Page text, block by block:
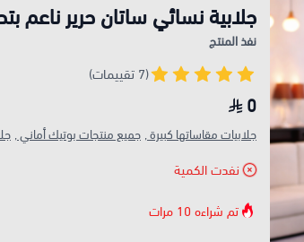
جلابية نسائي ساتان حرير ناعم
نفذ المنتج
(7 تقييمات)
0
جلابيات مقاساتها كبيرة , جميع منتجات بوتيك أماني ,
نفدت الكمية
تم شراءه 10 مرات